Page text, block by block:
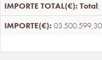
Total:
03.500.599,30